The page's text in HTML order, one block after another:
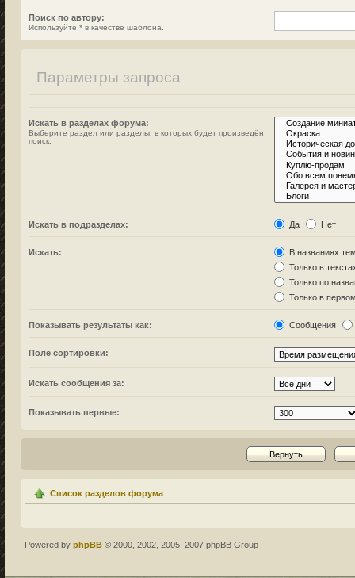
Поиск по автору:
Используйте * в качестве шаблона.
Параметры запроса
Искать в разделах форума:
Выберите раздел или разделы, в которых будет произведён
поиск.
Искать в подразделах: Да Нет
Искать:
В названиях
Только в
Только по
Только в
Показывать результаты как: Сообщения
Поле сортировки:
Искать сообщения за:
Показывать первые:
Список разделов форума
Powered by phpBB © 2000, 2002, 2005, 2007 phpBB Group